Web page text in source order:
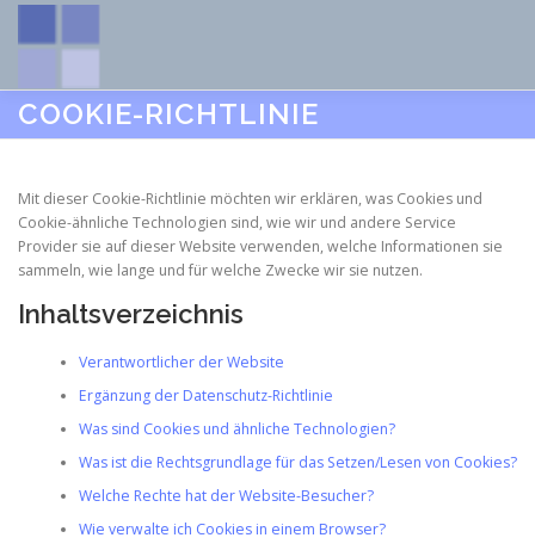
Zum
HOME ÜBER UNS WAS WIR MACHEN NEWS
LINKS / DOWNLOADS KONTAKT IMPRESSUM
COOKIE-RICHTLINIE
Mit dieser Cookie-Richtlinie möchten wir erklären, was Cookies und
Cookie-ähnliche Technologien sind, wie wir und andere Service
Provider sie auf dieser Website verwenden, welche Informationen sie
sammeln, wie lange und für welche Zwecke wir sie nutzen.
Inhaltsverzeichnis
Verantwortlicher der Website
Ergänzung der Datenschutz-Richtlinie
Was sind Cookies und ähnliche Technologien?
Was ist die Rechtsgrundlage für das Setzen/Lesen von Cookies?
Welche Rechte hat der Website-Besucher?
Wie verwalte ich Cookies in einem Browser?